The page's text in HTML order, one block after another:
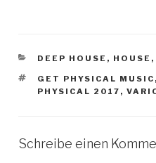
KATEGORIEN
DEEP HOUSE , HOUSE ,
SCHLAGWÖRTER
GET PHYSICAL MUSIC ,
PHYSICAL 2017 ,
Schreibe einen